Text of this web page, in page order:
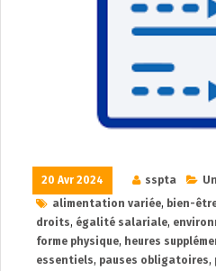
20 Avr 2024 sspta
alimentation variée, bien-
droits, égalité salariale,
forme physique, heures
essentiels, pauses obligatoires,